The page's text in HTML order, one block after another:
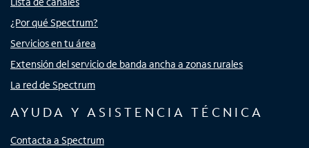
¿Por qué Spectrum?
Servicios en tu área
Extensión del servicio de banda ancha a zonas rurales
La red de Spectrum
AYUDA Y ASISTENCIA TÉCNICA
Contacta a Spectrum